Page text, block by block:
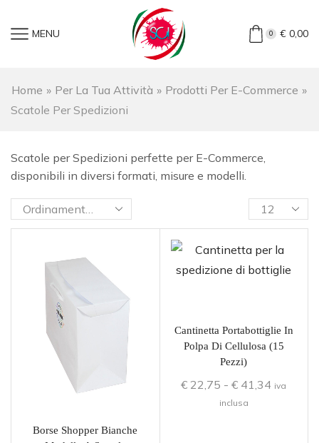
MENU 0 €0,00
Home » Per La Tua Attività » Prodotti Per E-Commerce »
Scatole Per Spedizioni
Scatole per Spedizioni perfette per E-Commerce,
disponibili in diversi formati, misure e modelli.
Borse Shopper Bianche
Cantinetta Portabottiglie In
Polpa Di Cellulosa (15
Pezzi)
€ 22,75 - € 41,34 iva
inclusa